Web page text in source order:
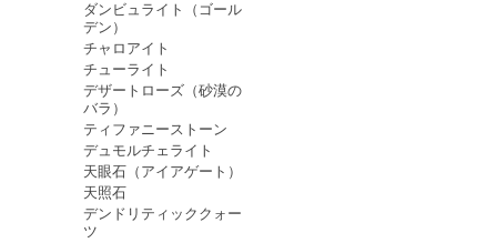
ダンビュライト（ゴール
デン）
チャロアイト
チューライト
デザートローズ（砂漠の
バラ）
ティファニーストーン
デュモルチェライト
天眼石（アイアゲート）
天照石
デンドリティッククォー
ツ